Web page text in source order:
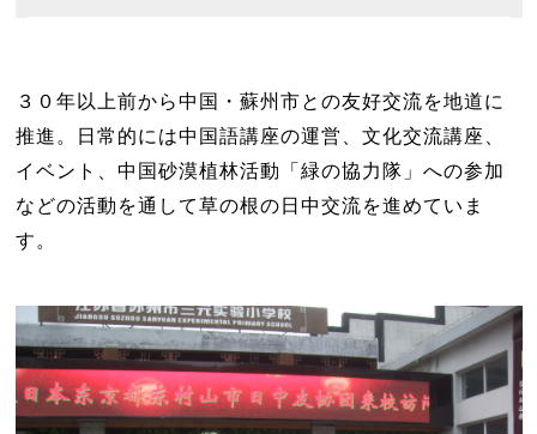
３０年以上前から中国・蘇州市との友好交流を地道に
推進。日常的には中国語講座の運営、文化交流講座、
イベント、中国砂漠植林活動「緑の協力隊」への参加
などの活動を通して草の根の日中交流を進めていま
す。